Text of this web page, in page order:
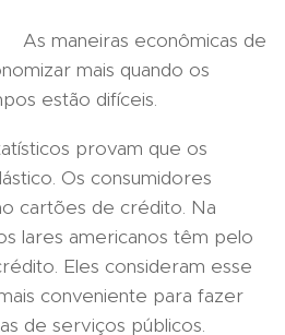
maneiras econômicas de
mais quando os
estão difíceis.
provam que os
Os consumidores
cartões de crédito. Na
lares americanos têm pelo
Eles consideram esse
conveniente para fazer
de serviços públicos.